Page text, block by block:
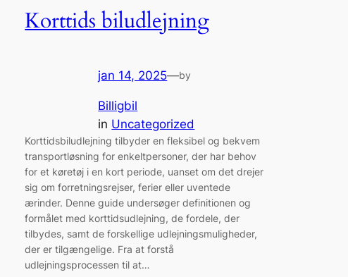
Korttids biludlejning
jan 14, 2025—by
Billigbil
in Uncategorized
Korttidsbiludlejning tilbyder en fleksibel og bekvem
transportløsning for enkeltpersoner, der har behov
for et køretøj i en kort periode, uanset om det drejer
sig om forretningsrejser, ferier eller uventede
ærinder. Denne guide undersøger definitionen og
formålet med korttidsudlejning, de fordele, der
tilbydes, samt de forskellige udlejningsmuligheder,
der er tilgængelige. Fra at forstå
udlejningsprocessen til at…